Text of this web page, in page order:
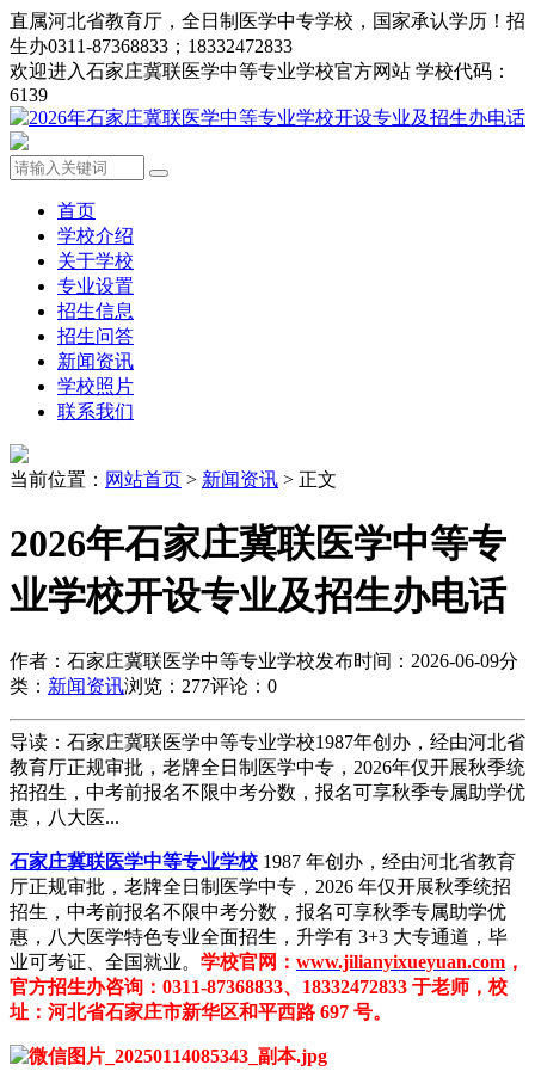
直属河北省教育厅，全日制医学中专学校，国家承认学历！招
生办0311-87368833；18332472833
欢迎进入石家庄冀联医学中等专业学校官方网站 学校代码：
6139
首页
学校介绍
关于学校
专业设置
招生信息
招生问答
新闻资讯
学校照片
联系我们
当前位置： 网站首页 > 新闻资讯 > 正文
2026年石家庄冀联医学中等专
业学校开设专业及招生办电话
作者：石家庄冀联医学中等专业学校发布时间：2026-06-09分
类： 新闻资讯浏览：277评论：0
导读：石家庄冀联医学中等专业学校1987年创办，经由河北省
教育厅正规审批，老牌全日制医学中专，2026年仅开展秋季统
招招生，中考前报名不限中考分数，报名可享秋季专属助学优
惠，八大医...
石家庄冀联医学中等专业学校 1987 年创办，经由河北省教育
厅正规审批，老牌全日制医学中专，2026 年仅开展秋季统招
招生，中考前报名不限中考分数，报名可享秋季专属助学优
惠，八大医学特色专业全面招生，升学有 3+3 大专通道，毕
业可考证、全国就业。 学校官网： www.jilianyixueyuan.com ，
官方招生办咨询：0311-87368833、18332472833 于老师，校
址：河北省石家庄市新华区和平西路 697 号。